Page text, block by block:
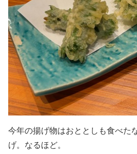
今年の揚げ物はおととしも食べた
げ。なるほど。